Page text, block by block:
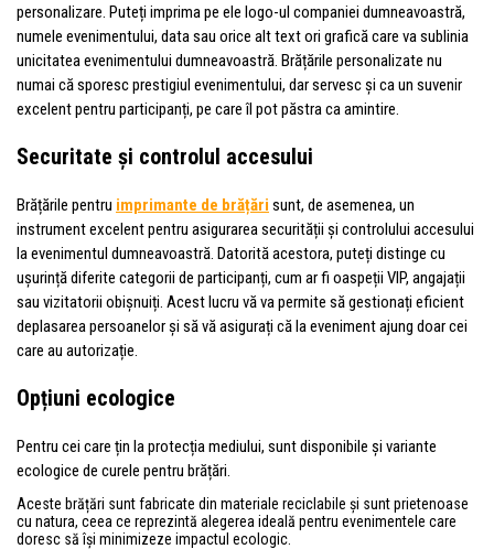
personalizare. Puteți imprima pe ele logo-ul companiei dumneavoastră,
numele evenimentului, data sau orice alt text ori grafică care va sublinia
unicitatea evenimentului dumneavoastră. Brățările personalizate nu
numai că sporesc prestigiul evenimentului, dar servesc și ca un suvenir
excelent pentru participanți, pe care îl pot păstra ca amintire.
Securitate și controlul accesului
Brățările pentru imprimante de brățări sunt, de asemenea, un
instrument excelent pentru asigurarea securității și controlului accesului
la evenimentul dumneavoastră. Datorită acestora, puteți distinge cu
ușurință diferite categorii de participanți, cum ar fi oaspeții VIP, angajații
sau vizitatorii obișnuiți. Acest lucru vă va permite să gestionați eficient
deplasarea persoanelor și să vă asigurați că la eveniment ajung doar cei
care au autorizație.
Opțiuni ecologice
Pentru cei care țin la protecția mediului, sunt disponibile și variante
ecologice de curele pentru brățări.
Aceste brățări sunt fabricate din materiale reciclabile și sunt prietenoase
cu natura, ceea ce reprezintă alegerea ideală pentru evenimentele care
doresc să își minimizeze impactul ecologic.